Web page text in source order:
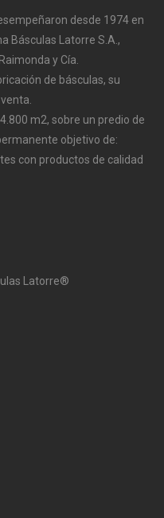
desde 1974 en
Básculas Latorre S.A.,
y Cía.
de básculas, su
m2, sobre un predio de
objetivo de:
con productos de calidad
Latorre®